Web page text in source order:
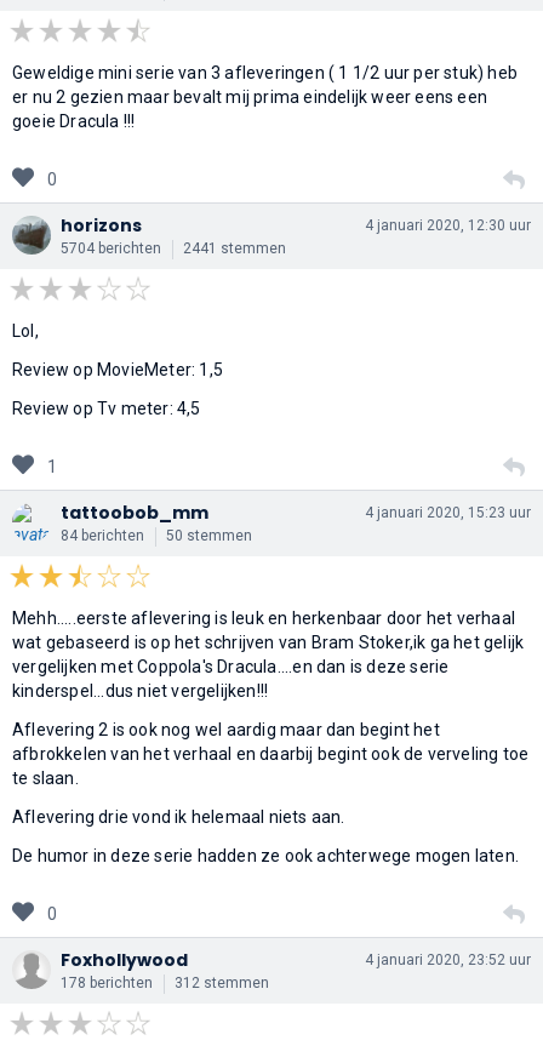
Geweldige mini serie van 3 afleveringen ( 1 1/2 uur per stuk) heb
er nu 2 gezien maar bevalt mij prima eindelijk weer eens een
goeie Dracula !!!
0
horizons
5704 berichten 2441 stemmen
4 januari 2020, 12:30 uur
Lol,
Review op MovieMeter: 1,5
Review op Tv meter: 4,5
1
tattoobob_mm
84 berichten 50 stemmen
4 januari 2020, 15:23 uur
Mehh.....eerste aflevering is leuk en herkenbaar door het verhaal
wat gebaseerd is op het schrijven van Bram Stoker,ik ga het gelijk
vergelijken met Coppola's Dracula....en dan is deze serie
kinderspel...dus niet vergelijken!!!
Aflevering 2 is ook nog wel aardig maar dan begint het
afbrokkelen van het verhaal en daarbij begint ook de verveling toe
te slaan.
Aflevering drie vond ik helemaal niets aan.
De humor in deze serie hadden ze ook achterwege mogen laten.
0
Foxhollywood
178 berichten 312 stemmen
4 januari 2020, 23:52 uur